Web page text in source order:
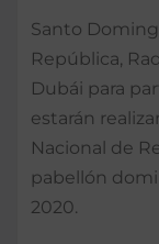
Santo
República,
Dubái para
estarán
Nacional de
pabellón
2020.